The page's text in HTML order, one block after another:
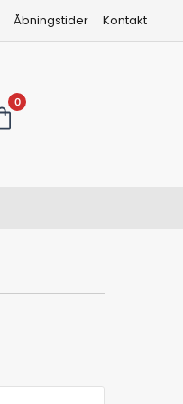
Åbningstider Kontakt
0